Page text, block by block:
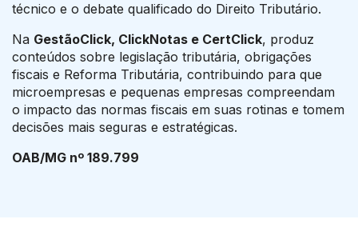
técnico e o debate qualificado do Direito Tributário.
Na GestãoClick, ClickNotas e CertClick, produz
conteúdos sobre legislação tributária, obrigações
fiscais e Reforma Tributária, contribuindo para que
microempresas e pequenas empresas compreendam
o impacto das normas fiscais em suas rotinas e tomem
decisões mais seguras e estratégicas.
OAB/MG nº 189.799